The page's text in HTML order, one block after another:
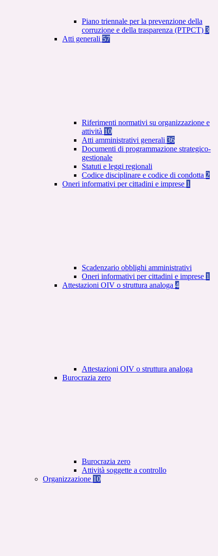
Piano triennale per la prevenzione della
corruzione e della trasparenza (PTPCT) 3
Atti generali 57
Riferimenti normativi su organizzazione e
attività 10
Atti amministrativi generali 36
Documenti di programmazione strategico-
gestionale
Statuti e leggi regionali
Codice disciplinare e codice di condotta 2
Oneri informativi per cittadini e imprese 1
Scadenzario obblighi amministrativi
Oneri informativi per cittadini e imprese 1
Attestazioni OIV o struttura analoga 4
Attestazioni OIV o struttura analoga
Burocrazia zero
Burocrazia zero
Attività soggette a controllo
Organizzazione 10